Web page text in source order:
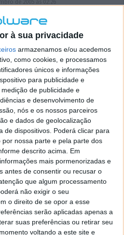
à sua privacidade
armazenamos e/ou acedemos
como cookies, e processamos
únicos e informações
para publicidade e
de publicidade e
e desenvolvimento de
nós e os nossos parceiros
e dados de geolocalização
de dispositivos. Poderá clicar para
nossa parte e pela parte dos
descrito acima. Em
mais pormenorizadas e
antes de consentir ou recusar o
que algum processamento
não exigir o seu
o direito de se opor a esse
serão aplicadas apenas a
suas preferências ou retirar seu
voltando a este site e
n se encontra la nada k me permita por
predefenido
Ja percorri o painel
na tentativa de forçar o uso do
Kaso te lembres de outra dica fico
contrario obrigado a mesma
Novembro de 2005 às 01:39
funciona. Seja como for segue por mail
o que te falei. Faz da seguinte maneira,
topo dessa janela com o botão direito do
Depois no separador Menu ‘Iniciar’
aí encontrarás no separador